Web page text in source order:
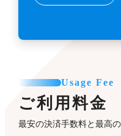
Usage Fee
ご利用料金
最安の決済手数料と最高